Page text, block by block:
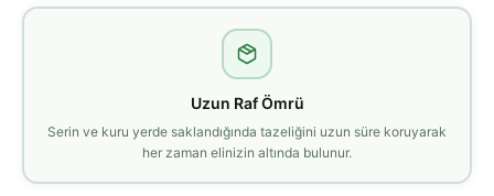
Uzun Raf Ömrü
Serin ve kuru yerde saklandığında tazeliğini uzun süre koruyarak
her zaman elinizin altında bulunur.